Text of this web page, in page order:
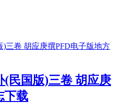
(民国版)三卷 胡应庚
下载